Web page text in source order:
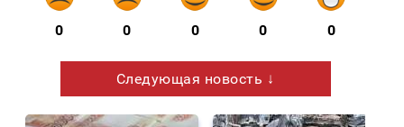
0 0 0 0 0
Следующая новость ↓